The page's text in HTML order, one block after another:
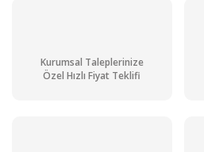
Kurumsal Taleplerinize
Özel Hızlı Fiyat Teklifi